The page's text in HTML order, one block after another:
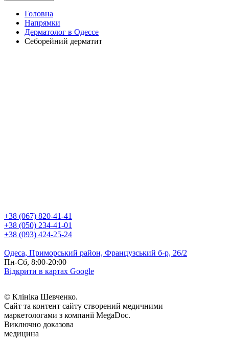
Головна
Напрямки
Дерматолог в Одессе
Себорейний дерматит
+38 (067) 820-41-41
+38 (050) 234-41-01
+38 (093) 424-25-24
Одеса, Приморський район, Французський б-р, 26/2
Пн-Сб, 8:00-20:00
Відкрити в картах Google
© Клініка Шевченко.
Сайт та контент сайту створений медичними
маркетологами з компанії MegaDoc.
Виключно доказова
медицина